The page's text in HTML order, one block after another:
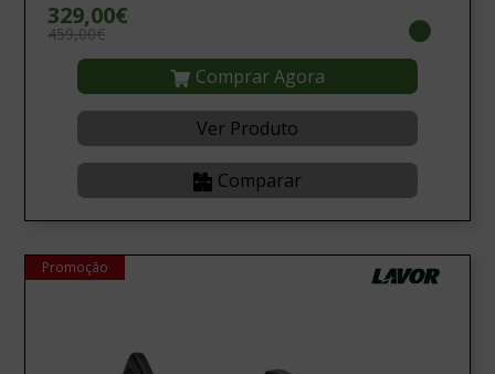
329,00€
459,00€
Comprar Agora
Ver Produto
Comparar
Promoção